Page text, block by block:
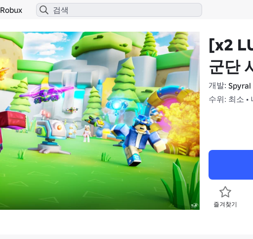
Robux
[x2
군단
개발: Spyral
수위: 최소 •
즐겨찾기